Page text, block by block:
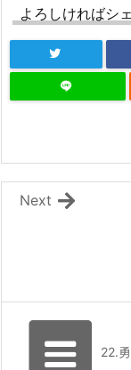
じけない ~追放さ
一から幸せを掴み
『異世界★魔法少
したが、変身が罰
術師、カレンの激
は、君達に夢を見せ
ったよな?剣の魔法
法」でゲーム世界
カクヨム：『スキ
です！～勇者召喚
ンの異世界冒険記
ら最強悪霊と脳内
能域を超えてまし
（短編）/Fate/
ーやつらの聖杯戦
[まろでぃの徒然な
GA文庫/ノベル：
目覚めたら迷宮最
の表紙
しての評価がいま
う作品 その２８
[スコ速＠ネット小
ホラー女優が天
世界迷宮を一人で
の表紙
[スコ速＠ネット
よろしければシ
Next
22.